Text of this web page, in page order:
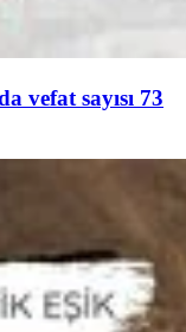
vefat sayısı 73